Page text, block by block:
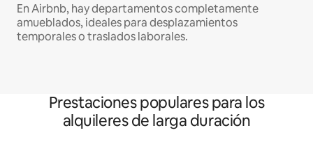
En Airbnb, hay departamentos completamente
amueblados, ideales para desplazamientos
temporales o traslados laborales.
Prestaciones populares para los
alquileres de larga duración